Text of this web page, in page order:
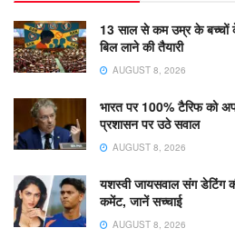
13 साल से कम उम्र के बच्चों
बिल लाने की तैयारी
AUGUST 8, 2026
भारत पर 100% टैरिफ को
प्रशासन पर उठे सवाल
AUGUST 8, 2026
यशस्वी जायसवाल संग डेटिंग
कमेंट, जानें सच्चाई
AUGUST 8, 2026